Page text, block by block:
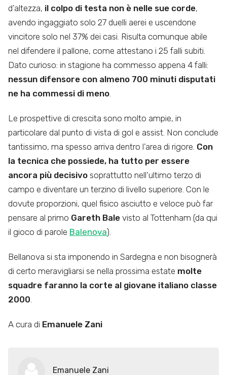
d’altezza, il colpo di testa non è nelle sue corde,
avendo ingaggiato solo 27 duelli aerei e uscendone
vincitore solo nel 37% dei casi. Risulta comunque abile
nel difendere il pallone, come attestano i 25 falli subiti.
Dato curioso: in stagione ha commesso appena 4 falli:
nessun difensore con almeno 700 minuti disputati
ne ha commessi di meno.
Le prospettive di crescita sono molto ampie, in
particolare dal punto di vista di gol e assist. Non conclude
tantissimo, ma spesso arriva dentro l’area di rigore. Con
la tecnica che possiede, ha tutto per essere
ancora più decisivo soprattutto nell’ultimo terzo di
campo e diventare un terzino di livello superiore. Con le
dovute proporzioni, quel fisico asciutto e veloce può far
pensare al primo Gareth Bale visto al Tottenham (da qui
il gioco di parole Balenova).
Bellanova si sta imponendo in Sardegna e non bisognerà
di certo meravigliarsi se nella prossima estate molte
squadre faranno la corte al giovane italiano classe
2000.
A cura di Emanuele Zani
Emanuele Zani